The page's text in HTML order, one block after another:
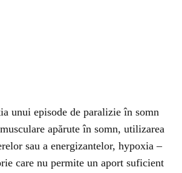
unui episode de paralizie în somn
apărute în somn, utilizarea
sau a energizantelor, hypoxia –
care nu permite un aport suficient